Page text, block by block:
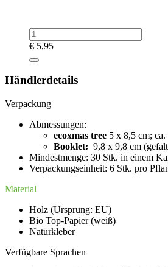
€ 5,95
Händlerdetails
Verpackung
Abmessungen:
ecoxmas tree 5 x 8,5 cm; ca.
Booklet: 9,8 x 9,8 cm
Mindestmenge: 30 Stk. in einem
Verpackungseinheit: 6 Stk. pro
Material
Holz (Ursprung: EU)
Bio Top-Papier (weiß)
Naturkleber
Verfügbare Sprachen